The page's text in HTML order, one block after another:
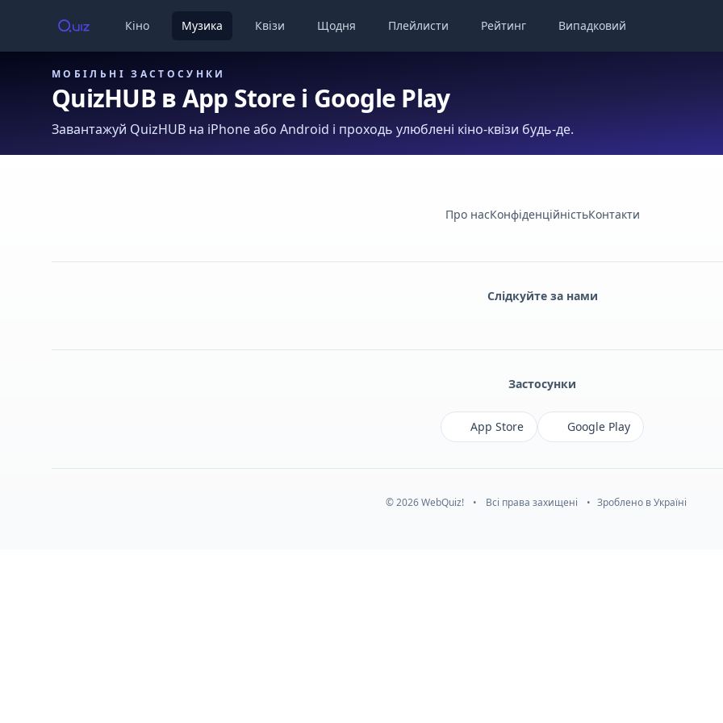
Кіно Музика Квізи Щодня Плейлисти Рейтинг Випадковий
МОБІЛЬНІ ЗАСТОСУНКИ
QuizHUB в App Store і Google Play
Завантажуй QuizHUB на iPhone або Android і проходь улюблені кіно-квізи будь-де.
Про насКонфіденційністьКонтакти
Слідкуйте за нами
Застосунки
App Store Google Play
© 2026 WebQuiz! • Всі права захищені • Зроблено в Україні